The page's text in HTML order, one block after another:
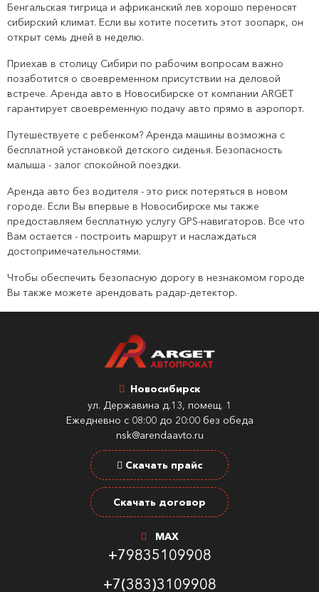
Бенгальская тигрица и африканский лев хорошо переносят
сибирский климат. Если вы хотите посетить этот зоопарк, он
открыт семь дней в неделю.
Приехав в столицу Сибири по рабочим вопросам важно
позаботится о своевременном присутствии на деловой
встрече. Аренда авто в Новосибирске от компании ARGET
гарантирует своевременную подачу авто прямо в аэропорт.
Путешествуете с ребенком? Аренда машины возможна с
бесплатной установкой детского сиденья. Безопасность
малыша - залог спокойной поездки.
Аренда авто без водителя - это риск потеряться в новом
городе. Если Вы впервые в Новосибирске мы также
предоставляем бесплатную услугу GPS-навигаторов. Все что
Вам остается - построить маршрут и наслаждаться
достопримечательностями.
Чтобы обеспечить безопасную дорогу в незнакомом городе
Вы также можете арендовать радар-детектор.
Новосибирск
ул. Державина д.13, помещ. 1
Ежедневно с 08:00 до 20:00 без обеда
nsk@arendaavto.ru
Скачать прайс
Скачать договор
MAX
+79835109908
+7(383)3109908